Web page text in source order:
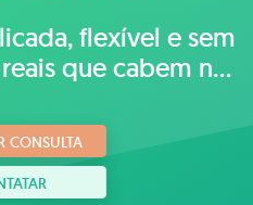
flexível e sem
que cabem na
CONSULTA